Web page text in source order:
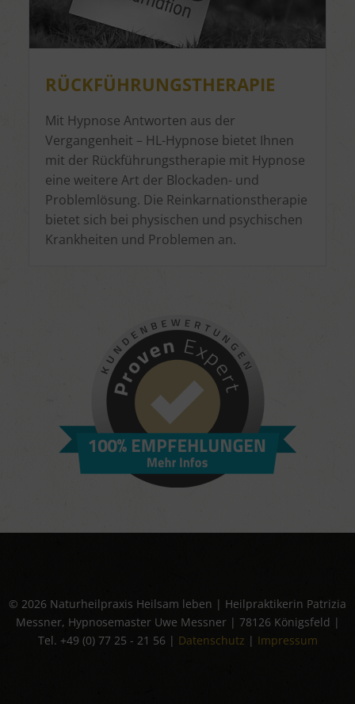
RÜCKFÜHRUNGSTHERAPIE
Mit Hypnose Antworten aus der
Vergangenheit – HL-Hypnose bietet Ihnen
mit der Rückführungstherapie mit Hypnose
eine weitere Art der Blockaden- und
Problemlösung. Die Reinkarnationstherapie
bietet sich bei physischen und psychischen
Krankheiten und Problemen an.
© 2026 Naturheilpraxis Heilsam leben | Heilpraktikerin Patrizia
Messner, Hypnosemaster Uwe Messner | 78126 Königsfeld |
Tel. +49 (0) 77 25 - 21 56 | Datenschutz | Impressum